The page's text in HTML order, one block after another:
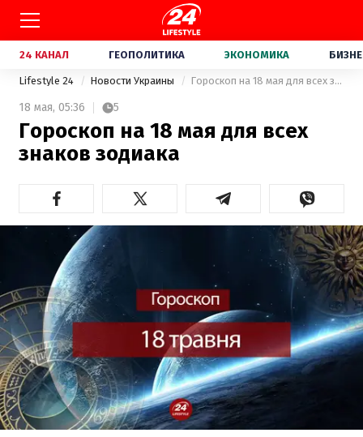
24 КАНАЛ ГЕОПОЛИТИКА ЭКОНОМИКА
Lifestyle 24 Новости Украины Гороскоп на 18 мая для всех знаков зодиака
18 мая, 05:36 5
Гороскоп на 18 мая для всех
знаков зодиака